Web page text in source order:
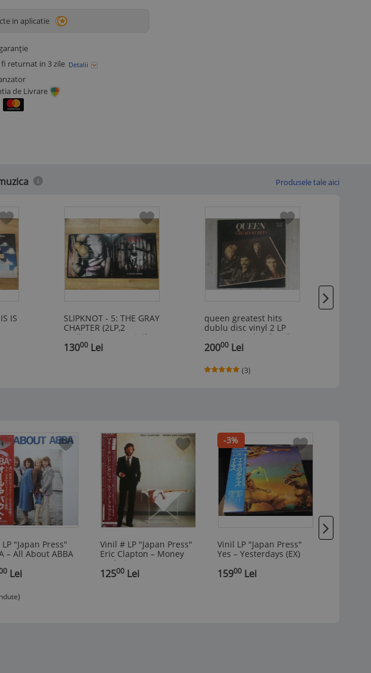
in aplicatie
returnat in 3 zile Detalii
de Livrare
Produsele tale aici
IS
SLIPKNOT - 5: THE GRAY
CHAPTER (2LP,2
Viniluri,2014,EU) vinil
vinyl
13000 Lei
queen greatest hits
dublu disc vinyl 2 LP
muzica pop hard rock
balkanton VG++/NM
20000 Lei
(3)
"Japan Press"
– All About ABBA
Lei
Vinil # LP "Japan Press"
Eric Clapton ‎– Money
And Cigarettes (EX)
12500Lei
-3%
Vinil LP "Japan Press"
Yes ‎– Yesterdays (EX)
15900Lei